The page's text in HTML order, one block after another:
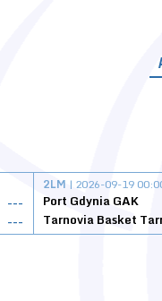
---
---
2LM | 2026-09-19
Port Gdynia GAK